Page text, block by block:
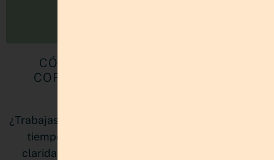
CÓMO PRIORIZAR PROYECTOS
CORRECTAMENTE SIN SENTIRTE
¿Trabajas sin parar pero sientes que nunca llegas a
tiempo? No es falta de disciplina, es falta de
claridad estratégica. Muchas emprendedoras